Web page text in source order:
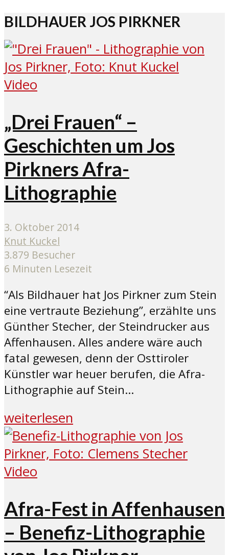
BILDHAUER JOS PIRKNER
Video
„Drei Frauen“ –
Geschichten um Jos
Pirkners Afra-
Lithographie
3. Oktober 2014
Knut Kuckel
3.879 Besucher
6 Minuten Lesezeit
“Als Bildhauer hat Jos Pirkner zum Stein
eine vertraute Beziehung”, erzählte uns
Günther Stecher, der Steindrucker aus
Affenhausen. Alles andere wäre auch
fatal gewesen, denn der Osttiroler
Künstler war heuer berufen, die Afra-
Lithographie auf Stein...
weiterlesen
Video
Afra-Fest in Affenhausen
– Benefiz-Lithographie